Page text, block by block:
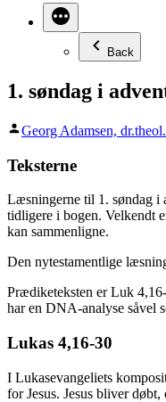
Back
1. søndag i
Posted
Georg Adamsen, dr.theol.
Teksterne
Læsningerne til 1. søndag i
tidligere i bogen. Velkendt
kan sammenligne.
Den nytestamentlige
Prædiketeksten er Luk
har en DNA-analyse såvel
Lukas 4,16-30
I Lukasevangeliets
for Jesus. Jesus bliver